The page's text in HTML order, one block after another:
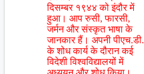
दिसम्बर १९४४ को इंदौर में
हुआ। आप रुसी, फारसी,
जर्मन और संस्कृत भाषा के
जानकार हैं। अपनी पीएच.डी.
के शोध कार्य के दौरान कई
विदेशी विश्वविद्यालयों में